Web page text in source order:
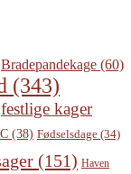
Bradepandekage (60)
(343)
festlige kager
(38) Fødselsdage (34)
(151) Haven